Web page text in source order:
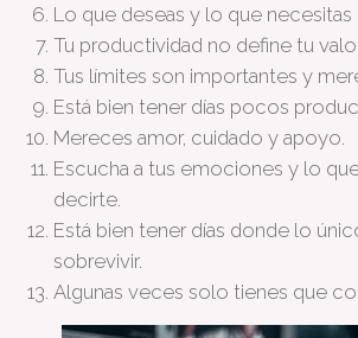
Lo que deseas y lo que necesitas
Tu productividad no define tu
Tus límites son importantes y
Está bien tener días pocos
Mereces amor, cuidado y apoyo.
Escucha a tus emociones y lo
decirte.
Está bien tener días donde lo
sobrevivir.
Algunas veces solo tienes que